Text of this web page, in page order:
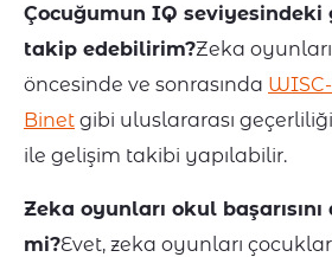
Çocuğumun IQ seviyesindeki
takip edebilirim?Zeka
öncesinde ve sonrasında
Binet gibi uluslararası
ile gelişim takibi yapılabilir.
Zeka oyunları okul
mi?Evet, zeka oyunları